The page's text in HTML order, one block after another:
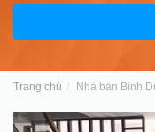
Trang chủ Nhà bán Bình